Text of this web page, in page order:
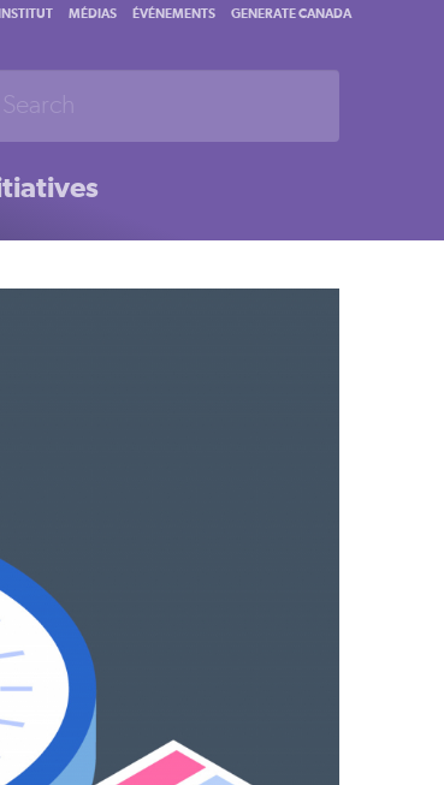
MÉDIAS ÉVÉNEMENTS GENERATE CANADA